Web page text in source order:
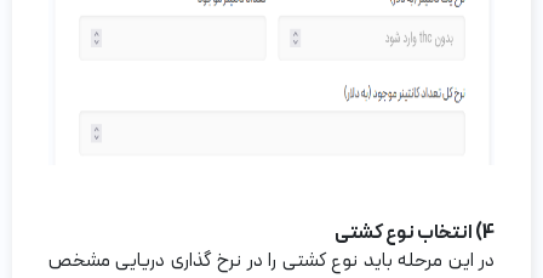
4) انتخاب نوع کشتی
در این مرحله باید نوع کشتی را در نرخ گذاری دریایی مشخص